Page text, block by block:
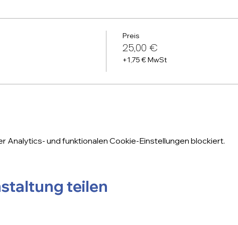
Preis
25,00 €
+1,75 € MwSt
Analytics- und funktionalen Cookie-Einstellungen blockiert.
teilen